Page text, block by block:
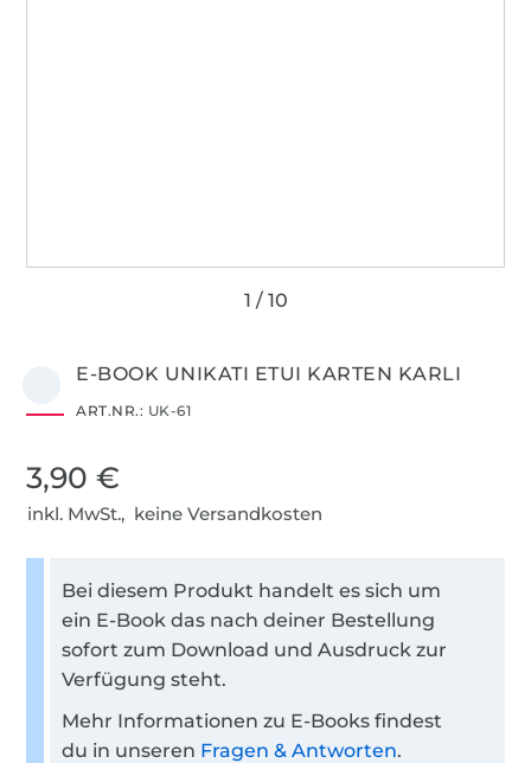
E-BOOK UNIKATI ETUI KARTEN KARLI
ART.NR.: UK-61
3,90 €
inkl. MwSt., keine Versandkosten
Bei diesem Produkt handelt es sich um
ein E-Book das nach deiner Bestellung
sofort zum Download und Ausdruck zur
Verfügung steht.
Mehr Informationen zu E-Books findest
du in unseren Fragen & Antworten.